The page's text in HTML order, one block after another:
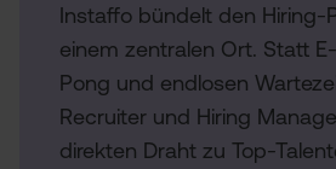
Instaffo bündelt den Hiring-
einem zentralen Ort. Statt
Pong und endlosen
Recruiter und Hiring
direkten Draht zu Top-